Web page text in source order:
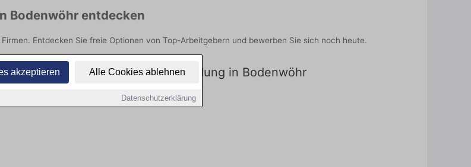
akzeptieren Alle Cookies ablehnen
Datenschutzerklärung
Bodenwöhr entdecken
Entdecken Sie freie Optionen von Top-Arbeitgebern und bewerben Sie sich noch heute.
keine Stellenangebote für Ausbildung in Bodenwöhr